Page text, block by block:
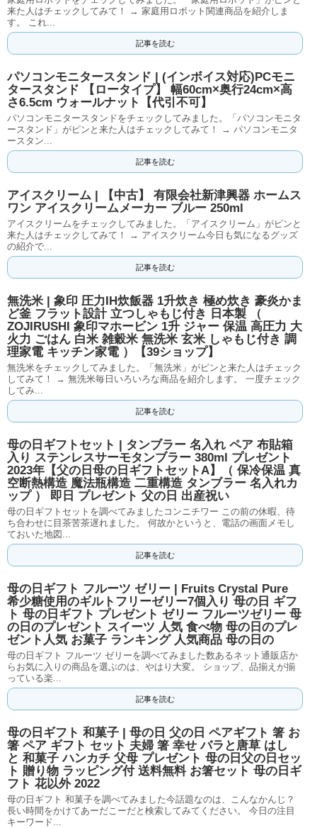
来た人はチェックしてみて！ → 家庭用ロボット関連商品を紹介しま
す。 これ...
記事を読む
パソコンモニタースタンド | (インボイス対応)PCモニ
タースタンド 【ロータイプ】 幅60cm×奥行24cm×高
さ6.5cm ウォールナット【代引不可】
パソコンモニタースタンドをチェックしてみました。「パソコンモニタ
ースタンド」がピンと来た人はチェックしてみて！ → パソコンモニタ
ースタン...
記事を読む
アイスクリーム | 【中古】 有限会社新津興器 ホームス
ワン アイスクリームメーカー ブルー 250ml
アイスクリームをチェックしてみました。「アイスクリーム」がピンと
来た人はチェックしてみて！ → アイスクリーム今日も気になるグッズ
の紹介で...
記事を読む
無洗米 | 象印 圧力IH炊飯器 1升炊き 極め炊き 豪炎かま
ど釜 フラット設計 立つしゃもじ付き 日本製 （
ZOJIRUSHI 象印マホービン 1升 ジャー 保温 高圧力 大
火力 ごはん 白米 雑穀米 無洗米 玄米 しゃもじ付き 調
理家電 キッチン家電 ）【39ショップ】
無洗米をチェックしてみました。「無洗米」がピンと来た人はチェック
してみて！ → 無洗米毎日いろいろな商品を紹介します。 一度チェック
してみ...
記事を読む
母の日ギフトセット | タンブラー 名入れ ペア 布貼箱
入り ステンレスサーモタンブラー 380ml プレゼント
2023年【父の日母の日ギフトセットA】（ 保冷保温 真
空断熱構造 魔法瓶構造 二重構造 タンブラー 名入れカ
ップ ） 即日 プレゼント 父の日 出産祝い
母の日ギフトセットを調べてみましたコンニチワー この前の休暇、待
ち合わせに目茶苦茶遅れました。 何故かというと、電話の画面メモし
ておいた地図...
記事を読む
母の日ギフト フルーツ ゼリー | Fruits Crystal Pure
希少糖使用のギルトフリーゼリー7個入り 母の日 ギフ
ト 母の日ギフト プレゼント ゼリー フルーツゼリー 母
の日のプレゼント スイーツ 人気 食べ物 母の日のプレ
ゼント人気 お菓子 ランキング 人気商品 母の日の
母の日ギフト フルーツ ゼリーを調べてみました数あるネット通販店か
らお気に入りの商品を選ぶのは、やはり大変。 ショップ、品揃えが揃
っている楽...
記事を読む
母の日ギフト 和菓子 | 母の日 父の日 ペアギフト 箸 お
箸 ペア ギフト セット 夫婦 箸 幸せ バラと唐草 はし
と 和菓子 ハンカチ 父母 プレゼント 母の日父の日セッ
ト 贈り物 ラッピング付 送料無料 お箸セット 母の日ギ
フト 花以外 2022
母の日ギフト 和菓子を調べてみました今話題なのは、こんなかんじ？
長い時間をかけてあーだこーだと検索してみてください。 今日の注目
キーワード...